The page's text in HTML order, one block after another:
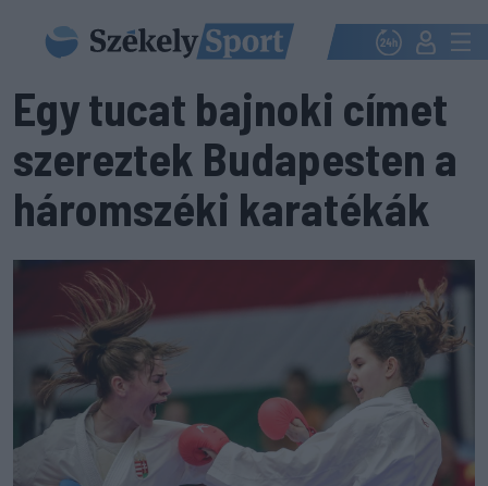
Egy tucat bajnoki címet
szereztek Budapesten a
háromszéki karatékák